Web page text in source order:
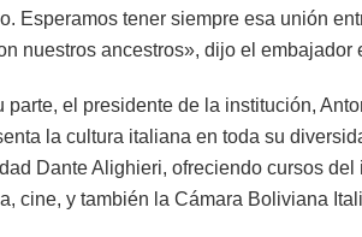
Esperamos tener siempre esa unión
nuestros ancestros», dijo el embajador
parte, el presidente de la institución,
la cultura italiana en toda su
Dante Alighieri, ofreciendo cursos
cine, y también la Cámara Boliviana